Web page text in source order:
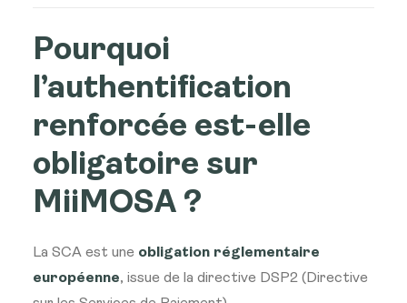
Pourquoi
l’authentification
renforcée est-elle
obligatoire sur
MiiMOSA ?
La SCA est une obligation réglementaire
européenne, issue de la directive DSP2 (Directive